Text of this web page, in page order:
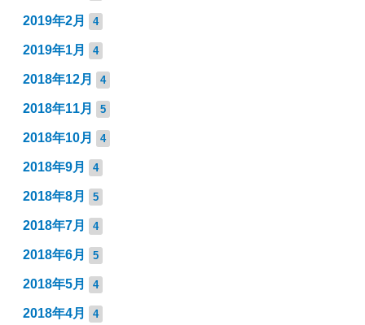
2019年2月 4
2019年1月 4
2018年12月 4
2018年11月 5
2018年10月 4
2018年9月 4
2018年8月 5
2018年7月 4
2018年6月 5
2018年5月 4
2018年4月 4